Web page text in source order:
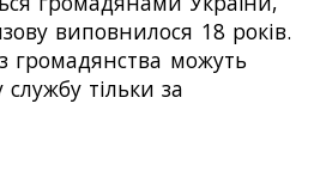
виповнилося 18 років.
громадянства можуть
тільки за